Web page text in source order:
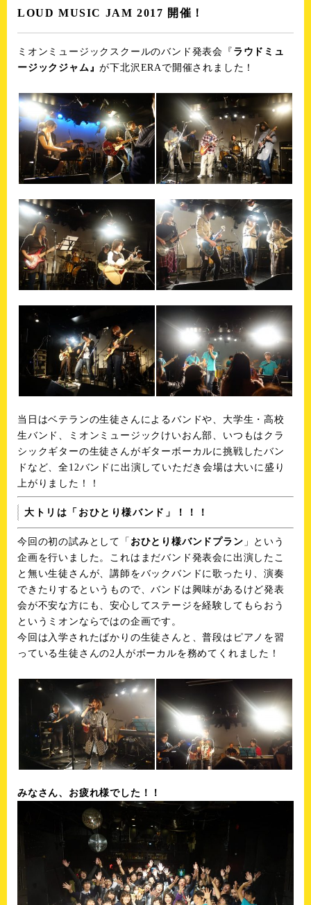
LOUD MUSIC JAM 2017 開催！
ミオンミュージックスクールのバンド発表会『 ラウドミュ
ージックジャム』が下北沢ERAで開催されました！
当日はベテランの生徒さんによるバンドや、大学生・高校
生バンド、ミオンミュージックけいおん部、いつもはクラ
シックギターの生徒さんがギターボーカルに挑戦したバン
ドなど、全12バンドに出演していただき会場は大いに盛り
上がりました！！
大トリは「おひとり様バンド」！！！
今回の初の試みとして「 おひとり様バンドプラン 」という
企画を行いました。これはまだバンド発表会に出演したこ
と無い生徒さんが、講師をバックバンドに歌ったり、演奏
できたりするというもので、バンドは興味があるけど発表
会が不安な方にも、安心してステージを経験してもらおう
というミオンならではの企画です。
今回は入学されたばかりの生徒さんと、普段はピアノを習
っている生徒さんの2人がボーカルを務めてくれました！
みなさん、お疲れ様でした！！